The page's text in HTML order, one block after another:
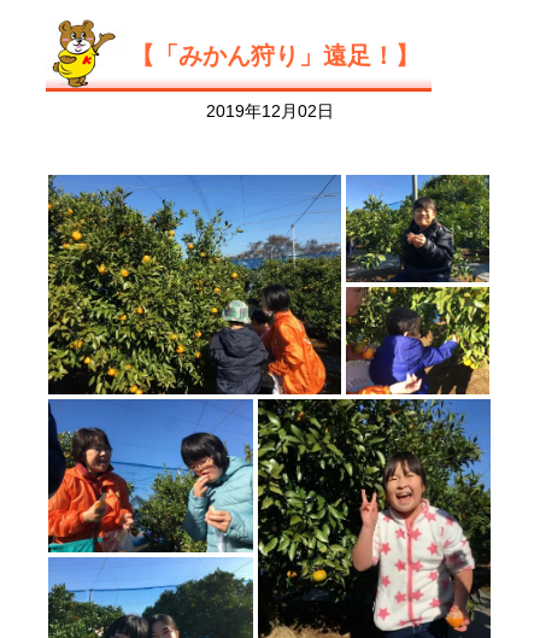
【「みかん狩り」遠足！】
2019年12月02日